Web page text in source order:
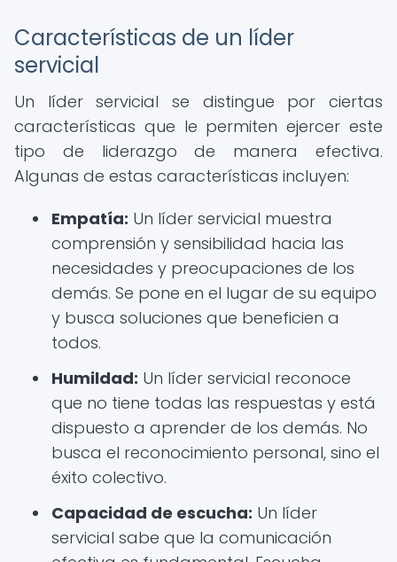
Características de un líder
servicial
Un líder servicial se distingue por ciertas
características que le permiten ejercer este
tipo de liderazgo de manera efectiva.
Algunas de estas características incluyen:
Empatía: Un líder servicial muestra
comprensión y sensibilidad hacia las
necesidades y preocupaciones de los
demás. Se pone en el lugar de su equipo
y busca soluciones que beneficien a
todos.
Humildad: Un líder servicial reconoce
que no tiene todas las respuestas y está
dispuesto a aprender de los demás. No
busca el reconocimiento personal, sino el
éxito colectivo.
Capacidad de escucha: Un líder
servicial sabe que la comunicación